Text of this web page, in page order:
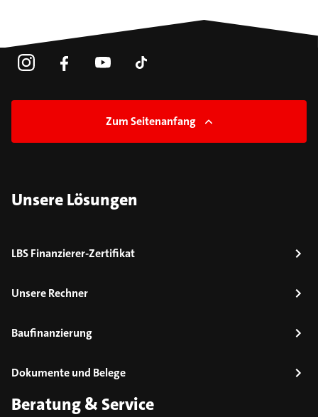
Zum Seitenanfang
Unsere Lösungen
LBS Finanzierer-Zertifikat
Unsere Rechner
Baufinanzierung
Dokumente und Belege
Beratung & Service